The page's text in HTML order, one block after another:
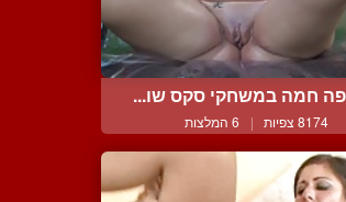
חמה במשחקי סקס שו...
8174 צפיות | 6 המלצות